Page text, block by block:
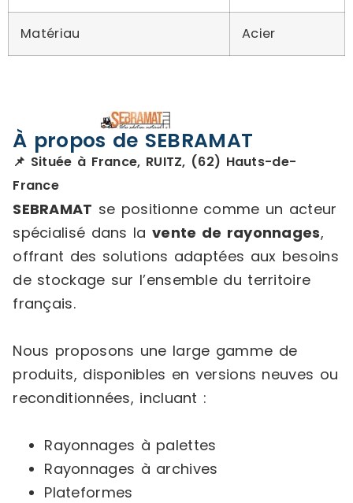
Matériau Acier
À propos de SEBRAMAT
📌 Située à France, RUITZ, (62) Hauts-de-
France
SEBRAMAT se positionne comme un acteur
spécialisé dans la vente de rayonnages,
offrant des solutions adaptées aux besoins
de stockage sur l’ensemble du territoire
français.
Nous proposons une large gamme de
produits, disponibles en versions neuves ou
reconditionnées, incluant :
Rayonnages à palettes
Rayonnages à archives
Plateformes